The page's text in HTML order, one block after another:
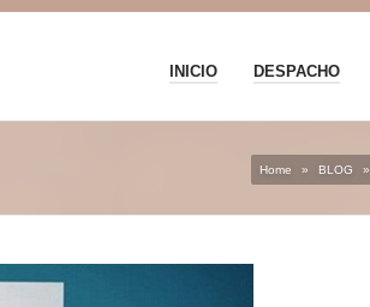
INICIO DESPACHO
Home » BLOG »